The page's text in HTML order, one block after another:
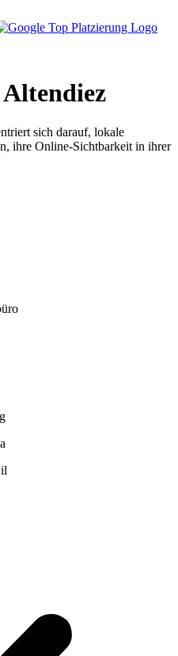
sich darauf, lokale
ihre Online-Sichtbarkeit in ihrer